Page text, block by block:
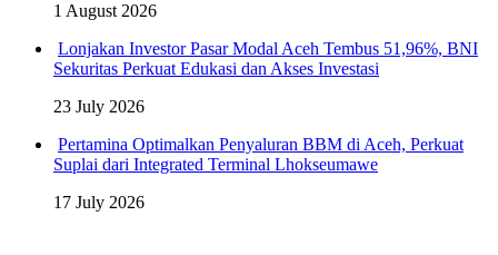
1 August 2026
Lonjakan Investor Pasar Modal Aceh Tembus 51,96%, BNI
Sekuritas Perkuat Edukasi dan Akses Investasi
23 July 2026
Pertamina Optimalkan Penyaluran BBM di Aceh, Perkuat
Suplai dari Integrated Terminal Lhokseumawe
17 July 2026